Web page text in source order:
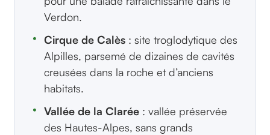
Verdon.
Cirque de Calès : site troglodytique des
Alpilles, parsemé de dizaines de cavités
creusées dans la roche et d’anciens
habitats.
Vallée de la Clarée : vallée préservée
des Hautes-Alpes, sans grands